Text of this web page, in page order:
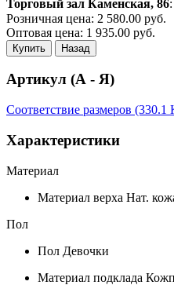
Торговый зал Каменская, 86:
Розничная цена: 2 580.00 руб.
Оптовая цена: 1 935.00 руб.
Купить Назад
Артикул (А - Я)
Соответствие размеров (330.1
Характеристики
Материал
Материал верха Нат.
Пол
Пол Девочки
Материал подклада